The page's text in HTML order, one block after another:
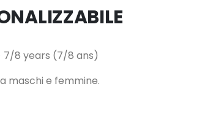
8 years (7/8 ans)
maschi e femmine.